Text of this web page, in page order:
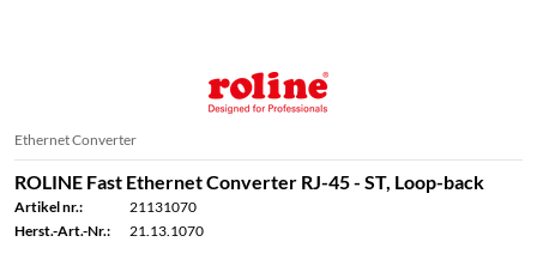
Ethernet Converter
ROLINE Fast Ethernet Converter RJ-45 - ST, Loop-back
Artikel nr.:
21131070
Herst.-Art.-Nr.:
21.13.1070